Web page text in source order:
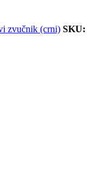
zvučnik (crni) SKU: